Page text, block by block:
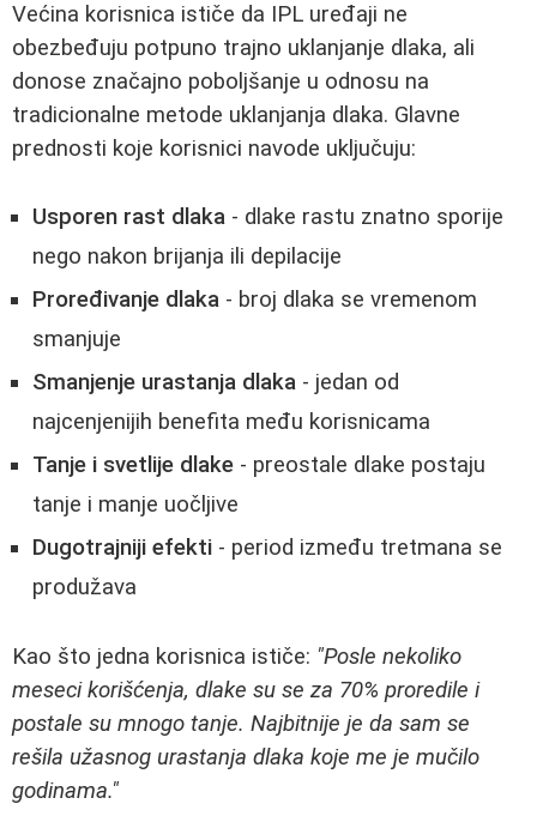
Većina korisnica ističe da IPL uređaji ne
obezbeđuju potpuno trajno uklanjanje dlaka, ali
donose značajno poboljšanje u odnosu na
tradicionalne metode uklanjanja dlaka. Glavne
prednosti koje korisnici navode uključuju:
Usporen rast dlaka - dlake rastu znatno sporije
nego nakon brijanja ili depilacije
Proređivanje dlaka - broj dlaka se vremenom
smanjuje
Smanjenje urastanja dlaka - jedan od
najcenjenijih benefita među korisnicama
Tanje i svetlije dlake - preostale dlake postaju
tanje i manje uočljive
Dugotrajniji efekti - period između tretmana se
produžava
Kao što jedna korisnica ističe: "Posle nekoliko
meseci korišćenja, dlake su se za 70% proredile i
postale su mnogo tanje. Najbitnije je da sam se
rešila užasnog urastanja dlaka koje me je mučilo
godinama."